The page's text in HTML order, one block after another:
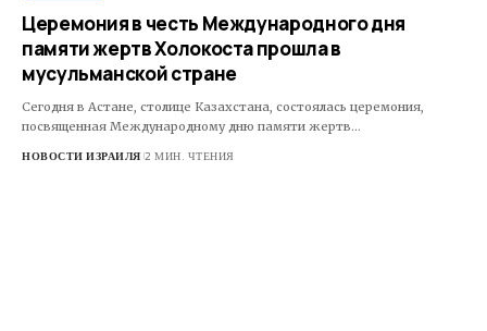
Церемония в честь Международного дня
памяти жертв Холокоста прошла в
мусульманской стране
Сегодня в Астане, столице Казахстана, состоялась церемония,
посвященная Международному дню памяти жертв…
НОВОСТИ ИЗРАИЛЯ 2 МИН. ЧТЕНИЯ